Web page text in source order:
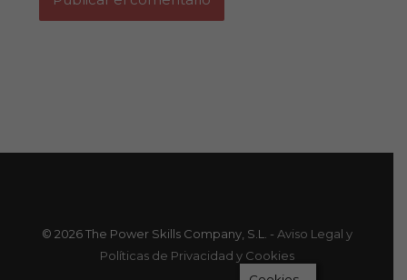
© 2026 The Power Skills Company, S.L. - Aviso Legal y
Políticas de Privacidad y Cookies